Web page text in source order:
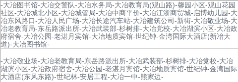
-大冶图书馆-大冶交警队-大冶水务局-大冶教育局(观山路)-馨园小区-观山花园
社区-大冶城北小区-大冶城管局-大冶中商平价-大冶江浙商贸城-启博幼儿园-大
冶东风路口-大冶人民广场-大冶长途汽车站-大冶建筑公司-新街-大冶敬业场-大
冶老教育局-东岳路派出所-大冶武装部-杉树排-大冶党校-大冶湖滨小区-大冶政
府宿舍-大冶公园-老湛月宾馆-大冶地质宾馆-世纪钟-金湾国际大酒店(新冶大
道)-大冶图书馆-
-大冶敬业场-大冶老教育局-东岳路派出所-大冶武装部-杉树排-大冶党校-大冶
湖滨小区-大冶政府宿舍-大冶公园-老湛月宾馆-大冶地质宾馆-世纪钟-金湾国际
大酒店(东风东路)-世纪林-安居工程-大冶一中-熊家边-